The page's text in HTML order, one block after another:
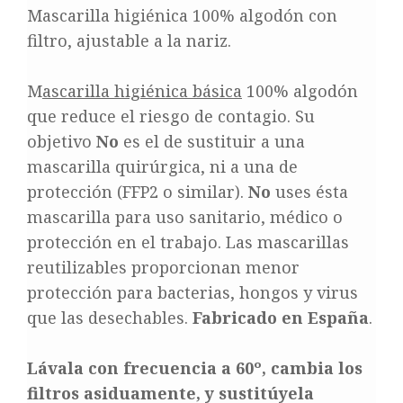
Mascarilla higiénica 100% algodón con
filtro, ajustable a la nariz.
Mascarilla higiénica básica 100% algodón
que reduce el riesgo de contagio. Su
objetivo No es el de sustituir a una
mascarilla quirúrgica, ni a una de
protección (FFP2 o similar). No uses ésta
mascarilla para uso sanitario, médico o
protección en el trabajo. Las mascarillas
reutilizables proporcionan menor
protección para bacterias, hongos y virus
que las desechables. Fabricado en España.
Lávala con frecuencia a 60º, cambia los
filtros asiduamente, y sustitúyela